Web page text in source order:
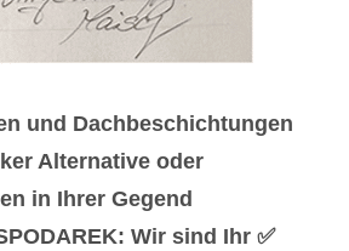
und Dachbeschichtungen
Alternative oder
in Ihrer Gegend
Wir sind Ihr ✅